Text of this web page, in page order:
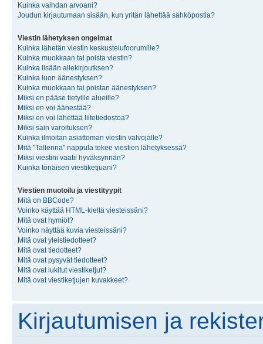
Kuinka vaihdan arvoani?
Joudun kirjautumaan sisään, kun yritän lähettää sähköpostia?
Viestin lähetyksen ongelmat
Kuinka lähetän viestin keskustelufoorumille?
Kuinka muokkaan tai poista viestin?
Kuinka lisään allekirjoutksen?
Kuinka luon äänestyksen?
Kuinka muokkaan tai poistan äänestyksen?
Miksi en pääse tietyille alueille?
Miksi en voi äänestää?
Miksi en voi lähettää liitetiedostoa?
Miksi sain varoituksen?
Kuinka ilmoitan asiattoman viestin valvojalle?
Mitä "Tallenna" nappula tekee viestien lähetyksessä?
Miksi viestini vaatii hyväksynnän?
Kuinka tönäisen viestiketjuani?
Viestien muotoilu ja viestityypit
Mitä on BBCode?
Voinko käyttää HTML-kieltä viesteissäni?
Mitä ovat hymiöt?
Voinko näyttää kuvia viesteissäni?
Mitä ovat yleistiedotteet?
Mitä ovat tiedotteet?
Mitä ovat pysyvät tiedotteet?
Mitä ovat lukitut viestiketjut?
Mitä ovat viestiketjujen kuvakkeet?
Kirjautumisen ja